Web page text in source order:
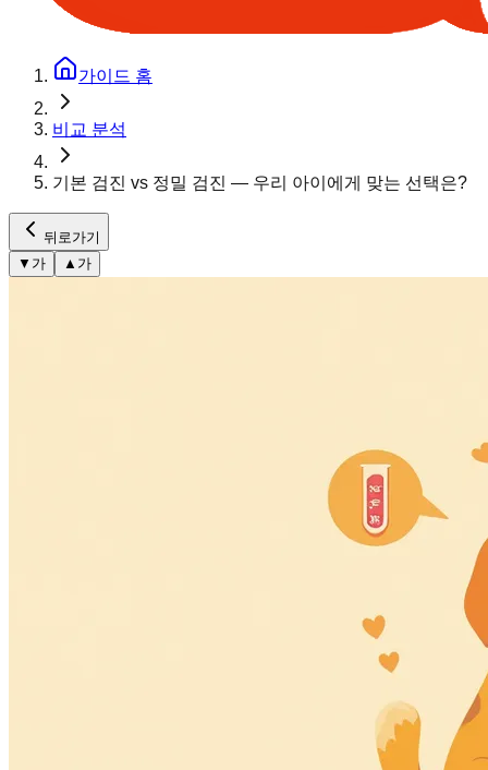
가이드 홈
비교 분석
기본 검진 vs 정밀 검진 — 우리 아이에게 맞는 선택은?
뒤로가기
▼ 가 ▲ 가